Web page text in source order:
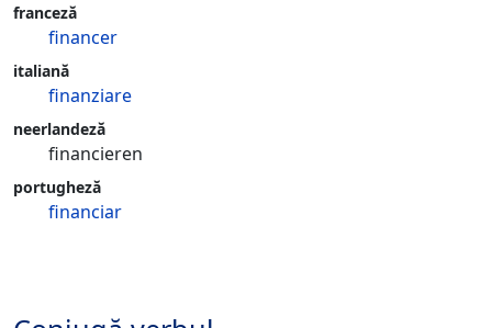
franceză
financer
italiană
finanziare
neerlandeză
financieren
portugheză
financiar